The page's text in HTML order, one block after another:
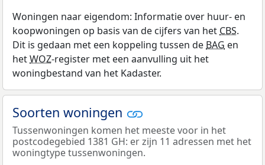
Woningen naar eigendom: Informatie over huur- en
koopwoningen op basis van de cijfers van het CBS.
Dit is gedaan met een koppeling tussen de BAG en
hetWOZ-register met een aanvulling uit het
woningbestand van het Kadaster.
Soorten woningen
Tussenwoningen komen het meeste voor in het
postcodegebied 1381 GH: er zijn 11 adressen met het
woningtype tussenwoningen.